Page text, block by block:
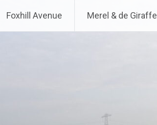
Foxhill Avenue Merel & de Giraffe